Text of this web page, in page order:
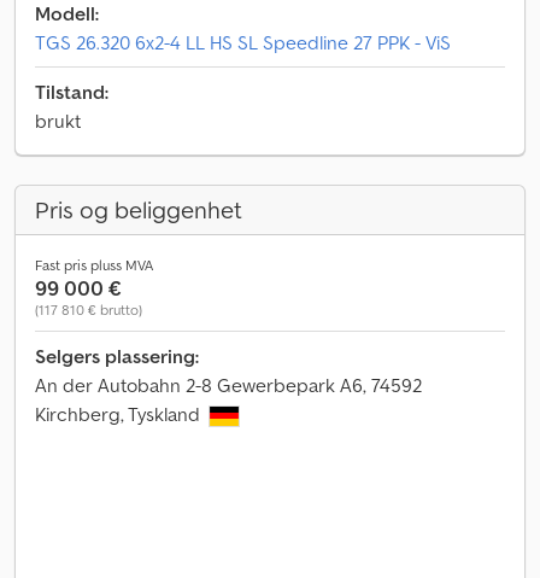
Modell:
TGS 26.320 6x2-4 LL HS SL Speedline 27 PPK - ViS
Tilstand:
brukt
Pris og beliggenhet
Fast pris pluss MVA
99 000 €
(117 810 € brutto)
Selgers plassering:
An der Autobahn 2-8 Gewerbepark A6, 74592
Kirchberg, Tyskland